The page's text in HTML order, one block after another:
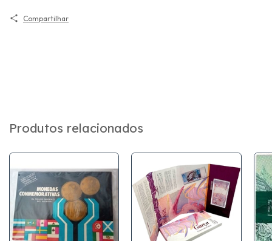
Compartilhar
Produtos relacionados